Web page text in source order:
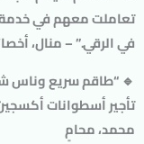
تعاملت معهم في خدمة
في الرقي.” –منال،
🔹 “طاقم سريع وناس
تأجير أسطوانات
محمد، محامٍ